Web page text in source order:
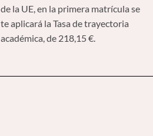
de la UE, en la primera matrícula se
te aplicará la Tasa de trayectoria
académica, de 218,15 €.